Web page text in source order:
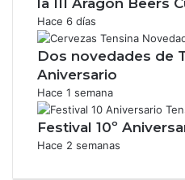
Hace 6 días
Dos novedades de
Aniversario
Hace 1 semana
Festival 10º
Hace 2 semanas